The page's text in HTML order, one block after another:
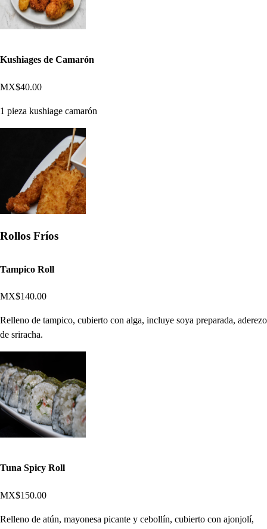
Kushiages de Camarón
MX$40.00
1 pieza kushiage camarón
Rollos Fríos
Tampico Roll
MX$140.00
Relleno de tampico, cubierto con alga, incluye soya preparada, aderezo
de sriracha.
Tuna Spicy Roll
MX$150.00
Relleno de atún, mayonesa picante y cebollín, cubierto con ajonjolí,